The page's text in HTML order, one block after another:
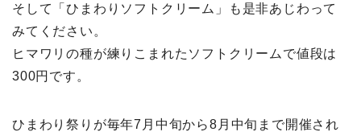
そして「ひまわりソフトクリーム」も是非あじわって
みてください。
ヒマワリの種が練りこまれたソフトクリームで値段は
300円です。
ひまわり祭りが毎年7月中旬から8月中旬まで開催され